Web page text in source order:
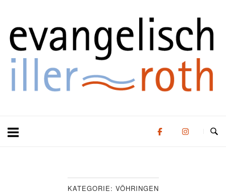
springen
KATEGORIE: VÖHRINGEN